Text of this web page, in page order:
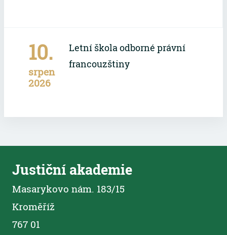
10.
srpen
2026
Letní škola odborné právní
francouzštiny
Justiční akademie
Masarykovo nám. 183/15
Kroměříž
767 01